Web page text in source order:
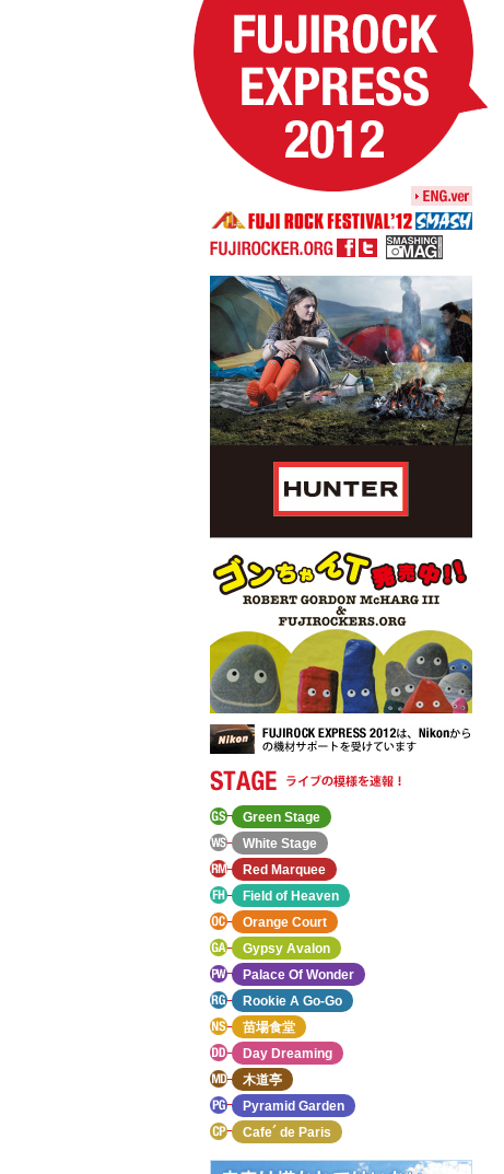
Green Stage
White Stage
Red Marquee
Field of Heaven
Orange Court
Gypsy Avalon
Palace Of Wonder
Rookie A Go-Go
苗場食堂
Day Dreaming
木道亭
Pyramid Garden
Cafe´ de Paris